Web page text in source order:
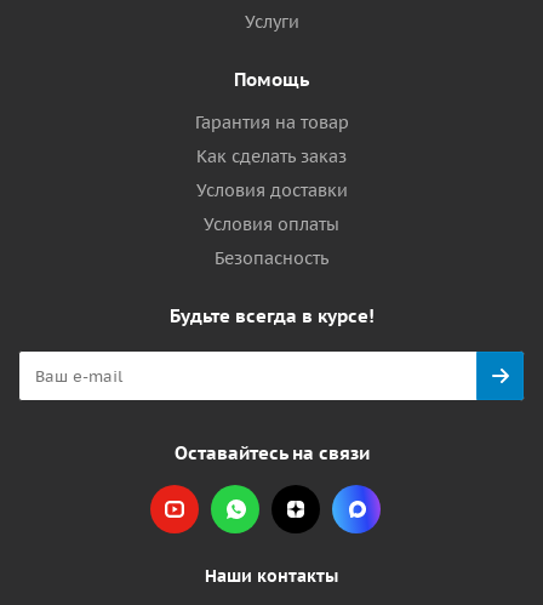
Услуги
Помощь
Гарантия на товар
Как сделать заказ
Условия доставки
Условия оплаты
Безопасность
Будьте всегда в курсе!
Оставайтесь на связи
Наши контакты